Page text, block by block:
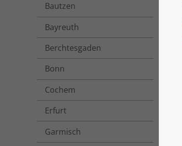
Bautzen
Bayreuth
Berchtesgaden
Bonn
Cochem
Erfurt
Garmisch